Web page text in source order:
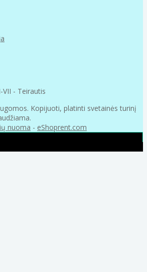
VII - Teirautis
Kopijuoti, platinti svetainės turinį
nuoma - eShoprent.com